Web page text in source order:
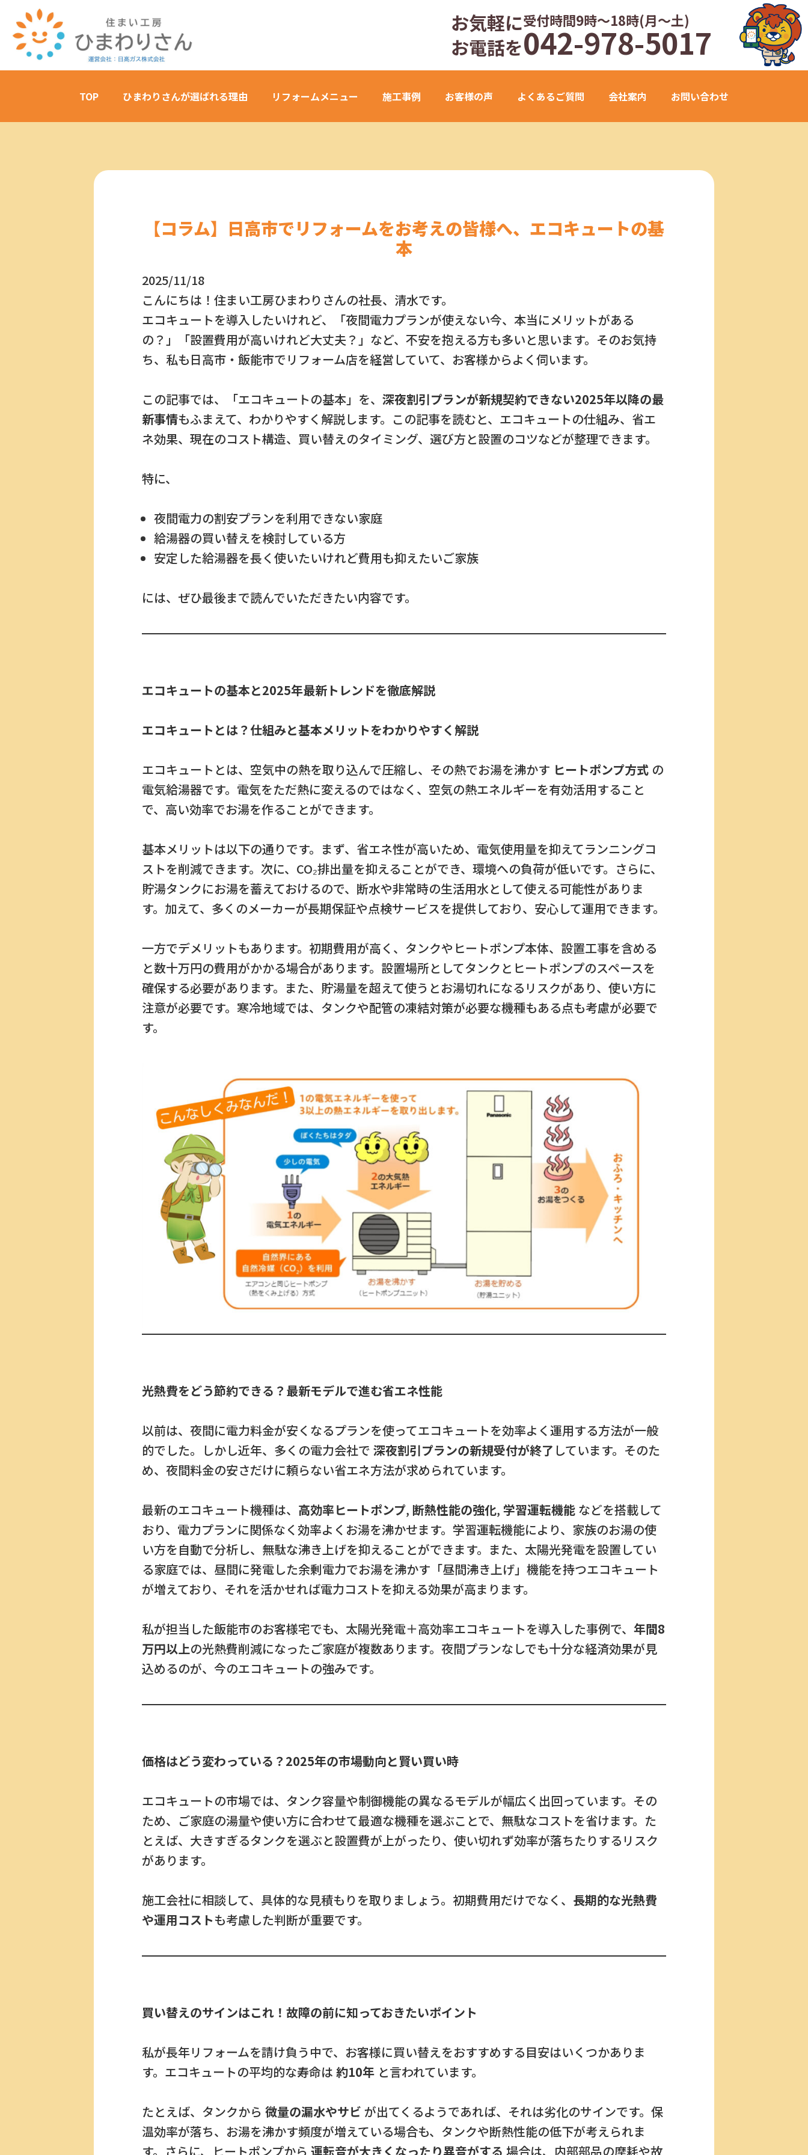
お気軽に
お電話を
受付時間9時～18時(月～土)
042-978-5017
TOP ひまわりさんが選ばれる理由 リフォームメニュー 施工事例 お客様の声 よくあるご質問 会社案内 お問い合わせ
【コラム】日高市でリフォームをお考えの皆様へ、エコキュートの基
本
2025/11/18
こんにちは！住まい工房ひまわりさんの社長、清水です。
エコキュートを導入したいけれど、「夜間電力プランが使えない今、本当にメリットがある
の？」「設置費用が高いけれど大丈夫？」など、不安を抱える方も多いと思います。そのお気持
ち、私も日高市・飯能市でリフォーム店を経営していて、お客様からよく伺います。
この記事では、「エコキュートの基本」を、 深夜割引プランが新規契約できない2025年以降の最
新事情もふまえて、わかりやすく解説します。この記事を読むと、エコキュートの仕組み、省エ
ネ効果、現在のコスト構造、買い替えのタイミング、選び方と設置のコツなどが整理できます。
特に、
夜間電力の割安プランを利用できない家庭
給湯器の買い替えを検討している方
安定した給湯器を長く使いたいけれど費用も抑えたいご家族
には、ぜひ最後まで読んでいただきたい内容です。
エコキュートの基本と2025年最新トレンドを徹底解説
エコキュートとは？仕組みと基本メリットをわかりやすく解説
エコキュートとは、空気中の熱を取り込んで圧縮し、その熱でお湯を沸かす ヒートポンプ方式 の
電気給湯器です。電気をただ熱に変えるのではなく、空気の熱エネルギーを有効活用すること
で、高い効率でお湯を作ることができます。
基本メリットは以下の通りです。まず、省エネ性が高いため、電気使用量を抑えてランニングコ
ストを削減できます。次に、CO₂排出量を抑えることができ、環境への負荷が低いです。さらに、
貯湯タンクにお湯を蓄えておけるので、断水や非常時の生活用水として使える可能性がありま
す。加えて、多くのメーカーが長期保証や点検サービスを提供しており、安心して運用できます。
一方でデメリットもあります。初期費用が高く、タンクやヒートポンプ本体、設置工事を含める
と数十万円の費用がかかる場合があります。設置場所としてタンクとヒートポンプのスペースを
確保する必要があります。また、貯湯量を超えて使うとお湯切れになるリスクがあり、使い方に
注意が必要です。寒冷地域では、タンクや配管の凍結対策が必要な機種もある点も考慮が必要で
す。
光熱費をどう節約できる？最新モデルで進む省エネ性能
以前は、夜間に電力料金が安くなるプランを使ってエコキュートを効率よく運用する方法が一般
的でした。しかし近年、多くの電力会社で 深夜割引プランの新規受付が終了 しています。そのた
め、夜間料金の安さだけに頼らない省エネ方法が求められています。
最新のエコキュート機種は、 高効率ヒートポンプ, 断熱性能の強化, 学習運転機能 などを搭載して
おり、電力プランに関係なく効率よくお湯を沸かせます。学習運転機能により、家族のお湯の使
い方を自動で分析し、無駄な沸き上げを抑えることができます。また、太陽光発電を設置してい
る家庭では、昼間に発電した余剰電力でお湯を沸かす「昼間沸き上げ」機能を持つエコキュート
が増えており、それを活かせれば電力コストを抑える効果が高まります。
私が担当した飯能市のお客様宅でも、太陽光発電＋高効率エコキュートを導入した事例で、 年間8
万円以上の光熱費削減になったご家庭が複数あります。夜間プランなしでも十分な経済効果が見
込めるのが、今のエコキュートの強みです。
価格はどう変わっている？2025年の市場動向と賢い買い時
エコキュートの市場では、タンク容量や制御機能の異なるモデルが幅広く出回っています。その
ため、ご家庭の湯量や使い方に合わせて最適な機種を選ぶことで、無駄なコストを省けます。た
とえば、大きすぎるタンクを選ぶと設置費が上がったり、使い切れず効率が落ちたりするリスク
があります。
施工会社に相談して、具体的な見積もりを取りましょう。初期費用だけでなく、 長期的な光熱費
や運用コストも考慮した判断が重要です。
買い替えのサインはこれ！故障の前に知っておきたいポイント
私が長年リフォームを請け負う中で、お客様に買い替えをおすすめする目安はいくつかありま
す。エコキュートの平均的な寿命は 約10年 と言われています。
たとえば、タンクから 微量の漏水やサビ が出てくるようであれば、それは劣化のサインです。保
温効率が落ち、お湯を沸かす頻度が増えている場合も、タンクや断熱性能の低下が考えられま
す。さらに、ヒートポンプから 運転音が大きくなったり異音がする 場合は、内部部品の摩耗や故